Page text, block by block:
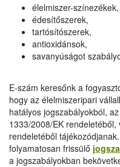
élelmiszer-színezékek,
édesítőszerek,
tartósítószerek,
antioxidánsok,
savanyúságot
E-szám keresőnk a
hogy az élelmiszeripari
hatályos jogszabályokból,
1333/2008/EK
rendeletéből
folyamatosan frissülő
a jogszabályokban